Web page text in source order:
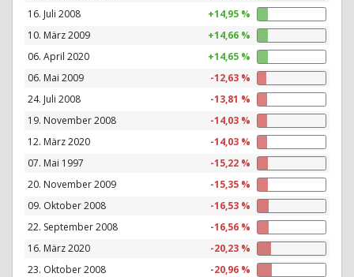
16. Juli 2008
+14,95 %
10. März 2009
+14,66 %
06. April 2020
+14,65 %
06. Mai 2009
-12,63 %
24. Juli 2008
-13,81 %
19. November 2008
-14,03 %
12. März 2020
-14,03 %
07. Mai 1997
-15,22 %
20. November 2009
-15,35 %
09. Oktober 2008
-16,53 %
22. September 2008
-16,56 %
16. März 2020
-20,23 %
23. Oktober 2008
-20,96 %